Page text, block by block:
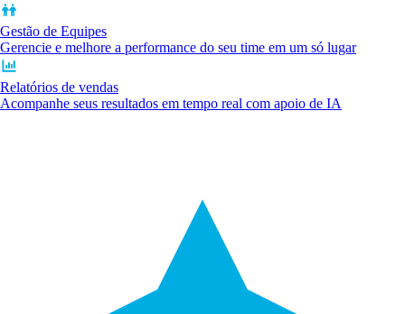
Gestão de Equipes
Gerencie e melhore a performance do seu time em um só lugar
Relatórios de vendas
Acompanhe seus resultados em tempo real com apoio de IA